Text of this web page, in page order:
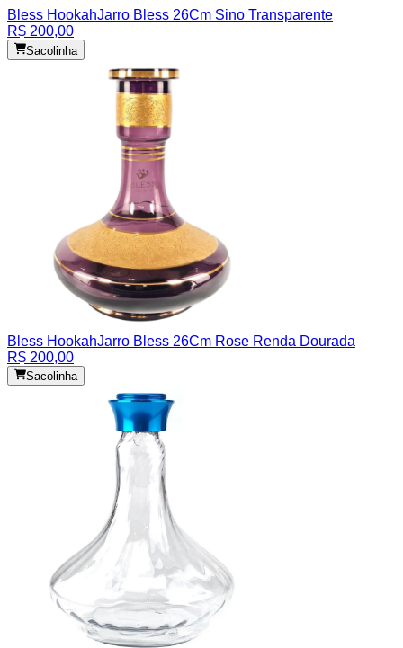
Bless HookahJarro Bless 26Cm Sino Transparente
R$ 200,00
Sacolinha
Bless HookahJarro Bless 26Cm Rose Renda Dourada
R$ 200,00
Sacolinha